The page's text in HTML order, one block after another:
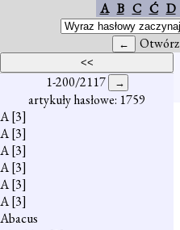
A B C Ć D
Otwórz
1-200/2117
artykuły hasłowe: 1759
A[3]
A[3]
A[3]
A[3]
A[3]
A[3]
Abacus